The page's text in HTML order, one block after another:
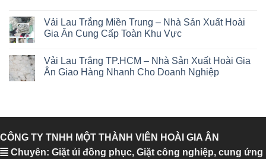
Vải Lau Trắng Miền Trung – Nhà Sản Xuất Hoài
Gia Ân Cung Cấp Toàn Khu Vực
Vải Lau Trắng TP.HCM – Nhà Sản Xuất Hoài Gia
Ân Giao Hàng Nhanh Cho Doanh Nghiệp
CÔNG TY TNHH MỘT THÀNH VIÊN HOÀI GIA ÂN
Chuyên: Giặt ủi đồng phục, Giặt công nghiệp, cung ứng